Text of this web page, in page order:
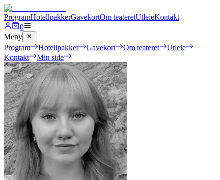
ProgramHotellpakkerGavekortOm teateretUtleieKontakt
0
Meny
Program
Hotellpakker Gavekort Om teateret
Utleie
Kontakt
Min side